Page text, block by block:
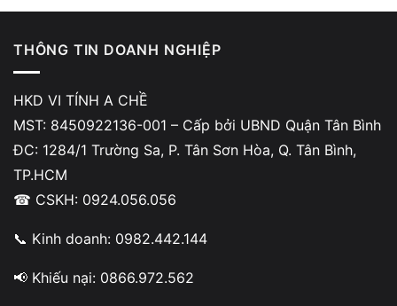
Pin vẫn sạc được nhưng thời lượng giảm
Pin không phồng
Máy không bị sập nguồn đột ngột
Trường hợp cần thay ngay:
Sập nguồn liên tục
THÔNG TIN DOANH NGHIỆP
HKD VI TÍNH A CHỀ
MST: 8450922136-001 – Cấp bởi UBND Quận Tân Bình
ĐC: 1284/1 Trường Sa, P. Tân Sơn Hòa, Q. Tân Bình,
TP.HCM
☎ CSKH: 0924.056.056
📞 Kinh doanh: 0982.442.144
📢 Khiếu nại: 0866.972.562